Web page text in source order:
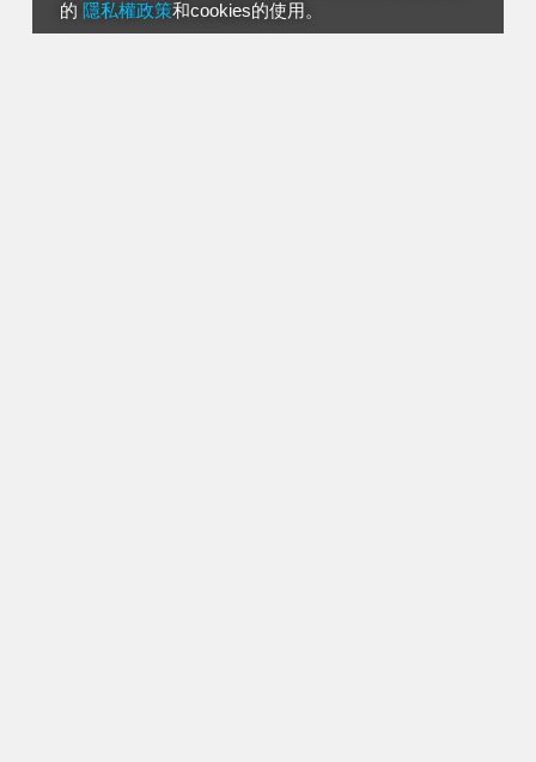
的 隱私權政策和cookies的使用。